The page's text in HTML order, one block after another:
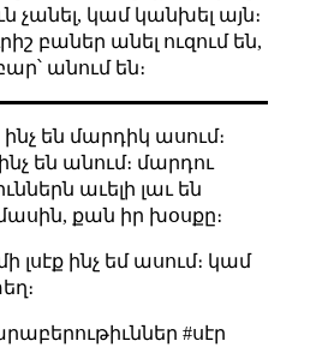
չանել, կամ կանխել այն։
բաներ անել ուզում են,
անում են։
ինչ են մարդիկ ասում։
են անում։ մարդու
աւելի լաւ են
քան իր խօսքը։
լսէք ինչ եմ ասում։ կամ
#սէր